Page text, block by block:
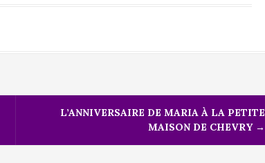
L’ANNIVERSAIRE DE MARIA À LA PETITE
MAISON DE CHEVRY →